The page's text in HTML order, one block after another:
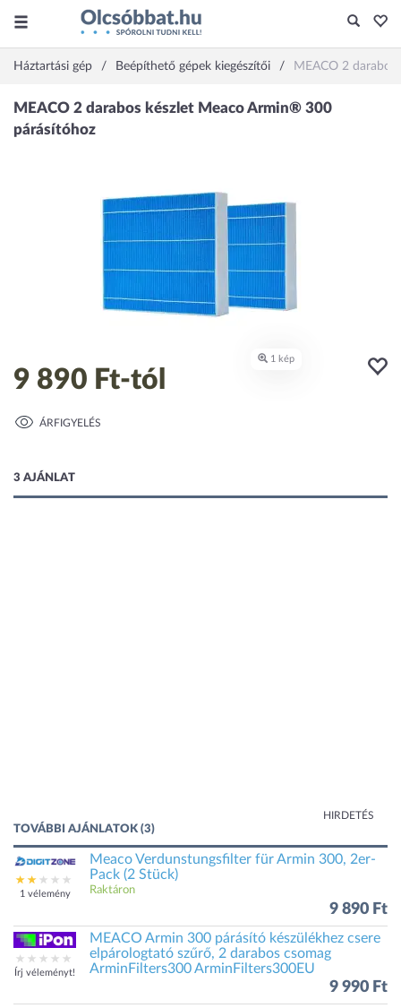
Háztartási gép Beépíthető gépek kiegészítői MEACO 2
9 890 Ft-tól
ÁRFIGYELÉS
3 AJÁNLAT
HIRDETÉS
TOVÁBBI AJÁNLATOK (3)
1 vélemény
Meaco Verdunstungsfilter für Armin 300, 2er-
Pack (2 Stück)
Raktáron
9 890 Ft
Írj véleményt!
MEACO Armin 300 párásító készülékhez csere
elpárologtató szűrő, 2 darabos csomag
ArminFilters300 ArminFilters300EU
9 990 Ft